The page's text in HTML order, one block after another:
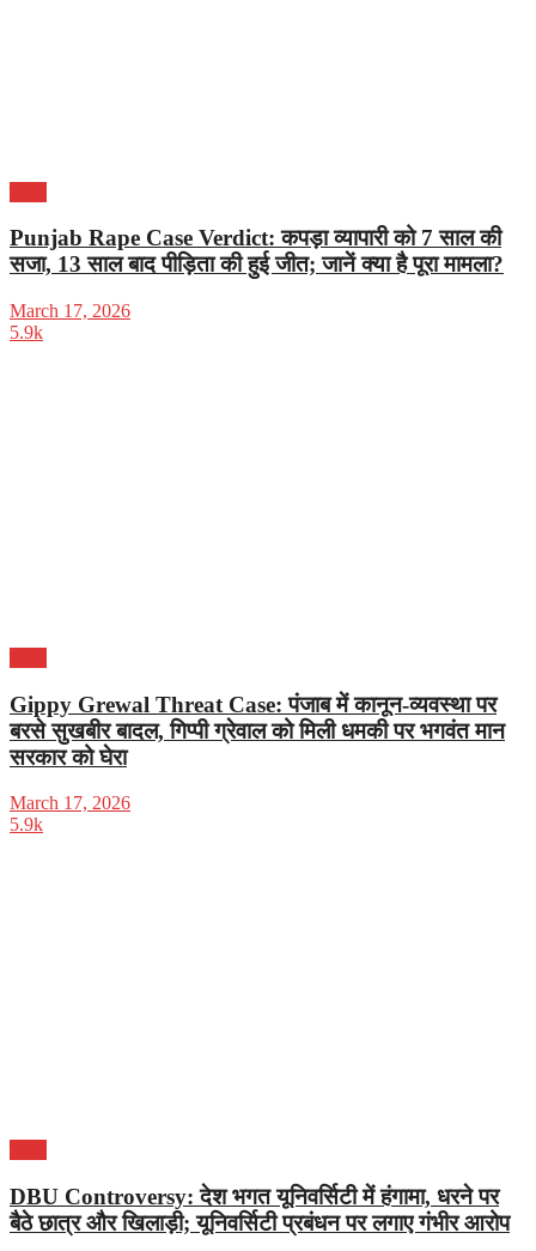
Punjab Rape Case Verdict: कपड़ा व्यापारी को 7 साल की
सजा, 13 साल बाद पीड़िता की हुई जीत; जानें क्या है पूरा मामला?
March 17, 2026
5.9k
Gippy Grewal Threat Case: पंजाब में कानून-व्यवस्था पर
बरसे सुखबीर बादल, गिप्पी ग्रेवाल को मिली धमकी पर भगवंत मान
सरकार को घेरा
March 17, 2026
5.9k
DBU Controversy: देश भगत यूनिवर्सिटी में हंगामा, धरने पर
बैठे छात्र और खिलाड़ी; यूनिवर्सिटी प्रबंधन पर लगाए गंभीर आरोप